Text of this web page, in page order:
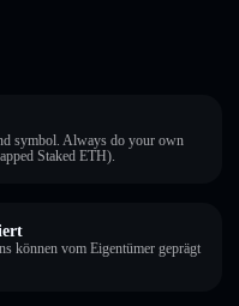
symbol. Always do your own
Staked ETH).
können vom Eigentümer geprägt